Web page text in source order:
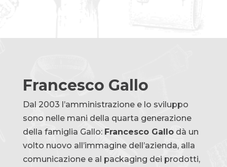
Francesco Gallo
Dal 2003 l’amministrazione e lo sviluppo
sono nelle mani della quarta generazione
della famiglia Gallo: Francesco Gallodà un
volto nuovo all’immagine dell’azienda, alla
comunicazione e al packaging dei prodotti,